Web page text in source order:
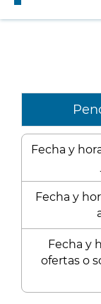
Fecha y
Fecha y
Fecha y
ofertas o